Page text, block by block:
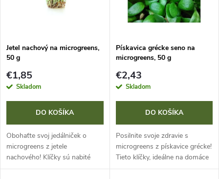
e
p
r
o
d
s
p
r
d
u
Jetel nachový na microgreens,
50 g
€1,85
Skladom
DO KOŠÍKA
Obohaťte svoj jedálniček o
microgreens z jetele
nachového! Klíčky sú nabité
vitamínmi (A, B, C, E, K) a
Pískavica grécke seno na
microgreens, 50 g
€2,43
Skladom
DO KOŠÍKA
Posilnite svoje zdravie s
microgreens z pískavice grécke!
Tieto klíčky, ideálne na domáce
pestovanie, sú nabité vitamínmi